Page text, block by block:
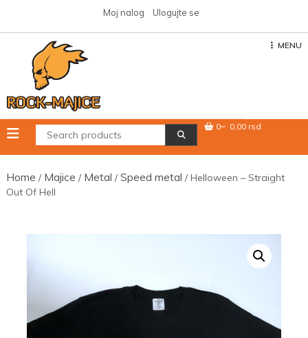
content
Moj nalog Ulogujte se
MENU
0 0,00 rsd
Home / Majice / Metal /Speed metal / Helloween – Straight
Out Of Hell